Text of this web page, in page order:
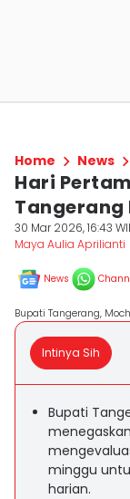
Home News
Hari
Tangerang
30 Mar 2026, 16:43
Maya Aulia Aprilianti
News
Bupati Tangerang,
Intinya Sih
Bupati
minggu
harian.